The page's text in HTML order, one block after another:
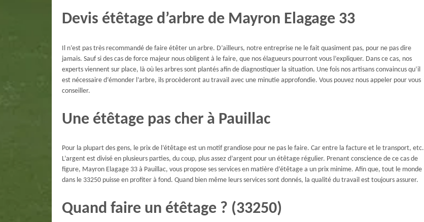
Devis étêtage d’arbre de Mayron Elagage 33
Il n’est pas très recommandé de faire étêter un arbre. D’ailleurs, notre entreprise ne le fait quasiment pas, pour ne pas dire
jamais. Sauf si des cas de force majeur nous obligent à le faire, que nos élagueurs pourront vous l’expliquer. Dans ce cas, nos
experts viennent sur place, là où les arbres sont plantés afin de diagnostiquer la situation. Une fois nos artisans convaincus qu’il
est nécessaire d’émonder l’arbre, ils procèderont au travail avec une minutie approfondie. Vous pouvez nous appeler pour vous
conseiller.
Une étêtage pas cher à Pauillac
Pour la plupart des gens, le prix de l’étêtage est un motif grandiose pour ne pas le faire. Car entre la facture et le transport, etc.
L’argent est divisé en plusieurs parties, du coup, plus assez d’argent pour un étêtage régulier. Prenant conscience de ce cas de
figure, Mayron Elagage 33 à Pauillac, vous propose ses services en matière d’étêtage a un prix minime. Afin que, tout le monde
dans le 33250 puisse en profiter à fond. Quand bien même leurs services sont donnés, la qualité du travail est toujours assurer.
Quand faire un étêtage ? (33250)